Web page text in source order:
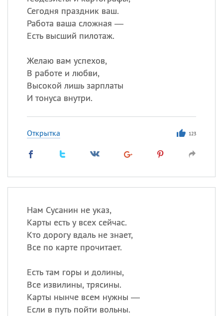
Сегодня праздник ваш.
Работа ваша сложная —
Есть высший пилотаж.
Желаю вам успехов,
В работе и любви,
Высокой лишь зарплаты
И тонуса внутри.
Открытка 123
Нам Сусанин не указ,
Карты есть у всех сейчас.
Кто дорогу вдаль не знает,
Все по карте прочитает.
Есть там горы и долины,
Все извилины, трясины.
Карты нынче всем нужны —
Если в путь пойти вольны.